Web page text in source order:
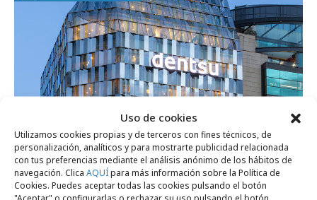
Uso de cookies
Utilizamos cookies propias y de terceros con fines técnicos, de
personalización, analíticos y para mostrarte publicidad relacionada
con tus preferencias mediante el análisis anónimo de los hábitos de
navegación. Clica AQUÍpara más información sobre la Política de
Cookies. Puedes aceptar todas las cookies pulsando el botón
miércoles, 29 de julio 2026
Dentsu España celebra su primer